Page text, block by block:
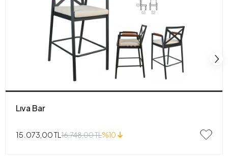
Lıva Bar
15.073,00 TL 16.748,00 TL%10